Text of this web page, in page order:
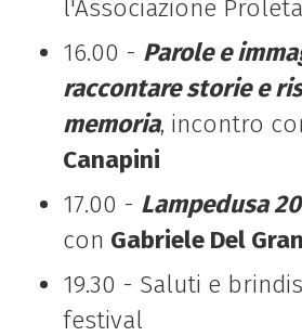
l'Associazione
16.00 - Parole e
raccontare storie e
memoria, incontro
Canapini
17.00 - Lampedusa
con Gabriele Del
19.30 - Saluti e
festival